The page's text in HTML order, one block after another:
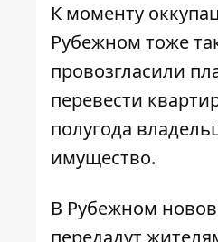
К моменту
Рубежном тоже
провозгласили
перевести
полугода
имущество.
В Рубежном
передадут